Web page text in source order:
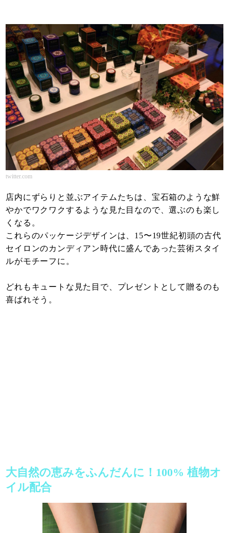
twitter.com
店内にずらりと並ぶアイテムたちは、宝石箱のような鮮
やかでワクワクするような見た目なので、選ぶのも楽し
くなる。
これらのパッケージデザインは、15〜19世紀初頭の古代
セイロンのカンディアン時代に盛んであった芸術スタイ
ルがモチーフに。
どれもキュートな見た目で、プレゼントとして贈るのも
喜ばれそう。
大自然の恵みをふんだんに！100% 植物オ
イル配合